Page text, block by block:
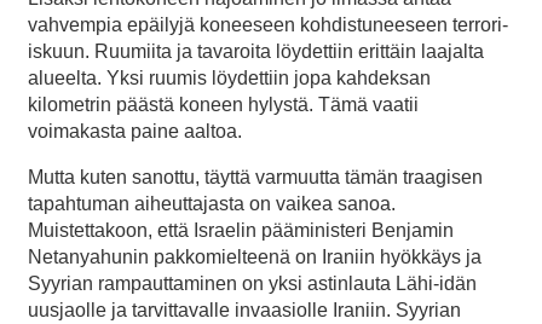
vahvempia epäilyjä koneeseen kohdistuneeseen terrori-
iskuun. Ruumiita ja tavaroita löydettiin erittäin laajalta
alueelta. Yksi ruumis löydettiin jopa kahdeksan
kilometrin päästä koneen hylystä. Tämä vaatii
voimakasta paine aaltoa.
Mutta kuten sanottu, täyttä varmuutta tämän traagisen
tapahtuman aiheuttajasta on vaikea sanoa.
Muistettakoon, että Israelin pääministeri Benjamin
Netanyahunin pakkomielteenä on Iraniin hyökkäys ja
Syyrian rampauttaminen on yksi astinlauta Lähi-idän
uusjaolle ja tarvittavalle invaasiolle Iraniin. Syyrian